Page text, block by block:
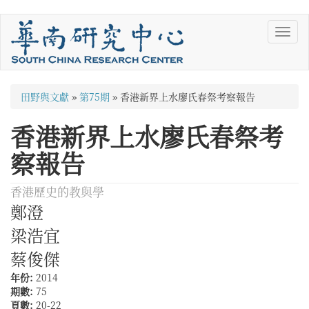
您
在
這
裡
田野與文獻 » 第75期 » 香港新界上水廖氏春祭考察報告
香港新界上水廖氏春祭考
察報告
香港歷史的教與學
鄭澄
梁浩宜
蔡俊傑
年份: 2014
期數: 75
頁數: 20-22